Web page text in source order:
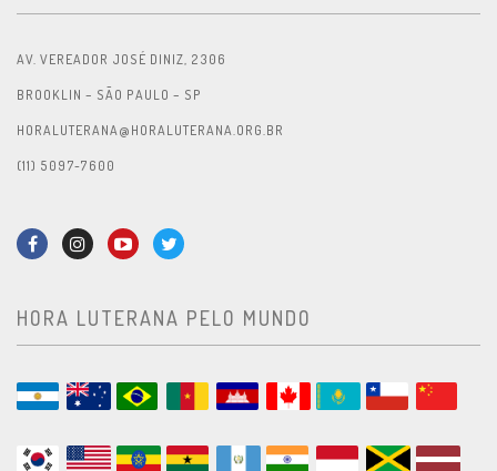
AV. VEREADOR JOSÉ DINIZ, 2306
BROOKLIN – SÃO PAULO – SP
HORALUTERANA@HORALUTERANA.ORG.BR
(11) 5097-7600
HORA LUTERANA PELO MUNDO